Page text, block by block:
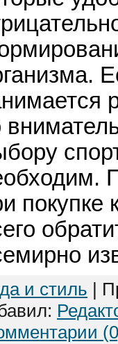
покупке
и стиль |